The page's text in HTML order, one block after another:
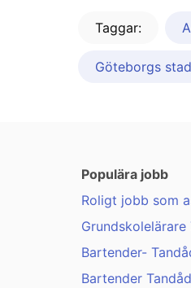
Taggar:
Göteborgs
Populära jobb
Roligt jobb som
Bartender-
Bartender